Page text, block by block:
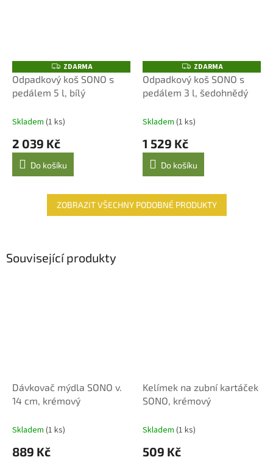
Z
D
A
R
M
ZDARMA
Odpadkový koš SONO s
pedálem 5 l, bílý
Skladem (1 ks)
2 039 Kč
Do košíku
Z
D
A
R
M
ZDARMA
Odpadkový koš SONO s
pedálem 3 l, šedohnědý
Skladem (1 ks)
1 529 Kč
Do košíku
ZOBRAZIT VŠECHNY PODOBNÉ PRODUKTY
Související produkty
Dávkovač mýdla SONO v.
14 cm, krémový
Skladem (1 ks)
889 Kč
Kelímek na zubní kartáček
SONO, krémový
Skladem (1 ks)
509 Kč